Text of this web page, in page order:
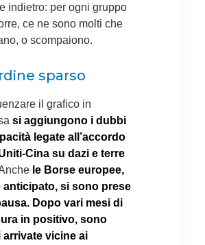
indietro: per ogni gruppo
ce ne sono molti che
o scompaiono.
sparso
il grafico in
si aggiungono i dubbi
legate all’accordo
Cina su dazi e terre
le Borse europee,
anticipato, si sono prese
Dopo vari mesi di
in positivo, sono
arrivate vicine ai